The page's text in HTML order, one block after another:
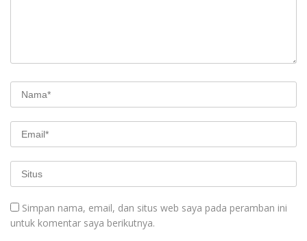
Simpan nama, email, dan situs web saya pada peramban ini
untuk komentar saya berikutnya.